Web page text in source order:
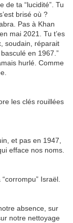
de ta “lucidité”. Tu
brisé où ?
Pas à Khan
mai 2021. Tu t’es
soudain, réparait
en 1967.”
hurlé. Comme
les clés rouillées
et pas en 1947,
efface nos noms.
Israël.
absence, sur
notre nettoyage